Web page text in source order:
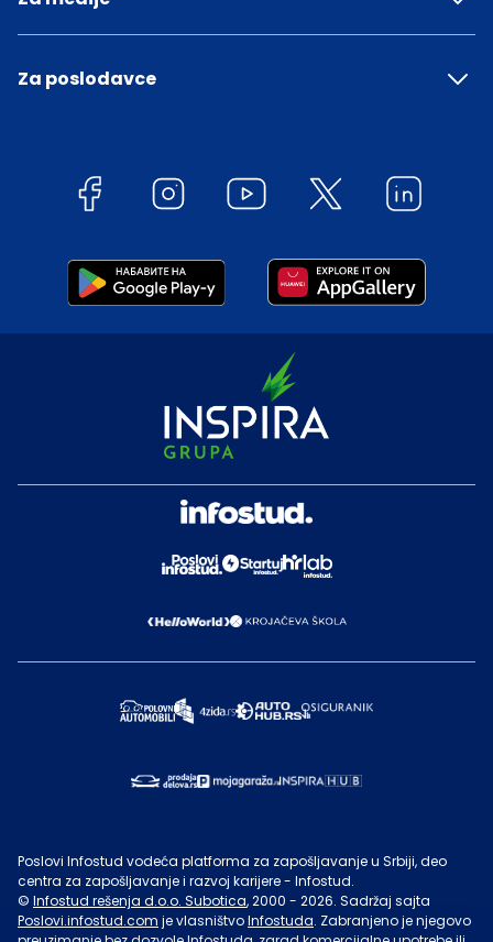
Za poslodavce
Poslovi Infostud vodeća platforma za zapošljavanje u Srbiji, deo
centra za zapošljavanje i razvoj karijere - Infostud.
© Infostud rešenja d.o.o. Subotica, 2000 - 2026. Sadržaj sajta
Poslovi.infostud.com je vlasništvoInfostuda. Zabranjeno je njegovo